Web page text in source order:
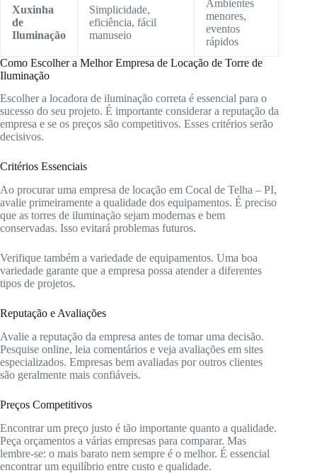
Xuxinha
de
Iluminação
Simplicidade,
eficiência, fácil
manuseio
Ambientes
menores,
eventos
rápidos
Como Escolher a Melhor Empresa de Locação de Torre de
Iluminação
Escolher a locadora de iluminação correta é essencial para o
sucesso do seu projeto. É importante considerar a reputação da
empresa e se os preços são competitivos. Esses critérios serão
decisivos.
Critérios Essenciais
Ao procurar uma empresa de locação em Cocal de Telha – PI,
avalie primeiramente a qualidade dos equipamentos. É preciso
que as torres de iluminação sejam modernas e bem
conservadas. Isso evitará problemas futuros.
Verifique também a variedade de equipamentos. Uma boa
variedade garante que a empresa possa atender a diferentes
tipos de projetos.
Reputação e Avaliações
Avalie a reputação da empresa antes de tomar uma decisão.
Pesquise online, leia comentários e veja avaliações em sites
especializados. Empresas bem avaliadas por outros clientes
são geralmente mais confiáveis.
Preços Competitivos
Encontrar um preço justo é tão importante quanto a qualidade.
Peça orçamentos a várias empresas para comparar. Mas
lembre-se: o mais barato nem sempre é o melhor. É essencial
encontrar um equilíbrio entre custo e qualidade.